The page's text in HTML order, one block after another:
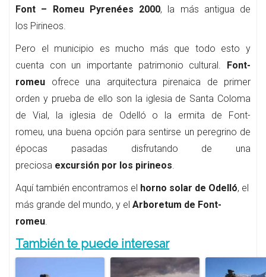
Font – Romeu Pyrenées 2000, la más antigua de
los Pirineos.
Pero el municipio es mucho más que todo esto y
cuenta con un importante patrimonio cultural. Font-
romeu ofrece una arquitectura pirenaica de primer
orden y prueba de ello son la iglesia de Santa Coloma
de Vial, la iglesia de Odelló o la ermita de Font-
romeu, una buena opción para sentirse un peregrino de
épocas pasadas disfrutando de una
preciosa excursión por los pirineos.
Aquí también encontramos el horno solar de Odelló, el
más grande del mundo, y el Arboretum de Font-
romeu.
También te puede interesar